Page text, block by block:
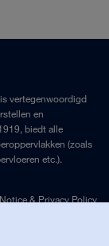
vertegenwoordigd
en
biedt alle
(zoals
etc.).
& Privacy Policy